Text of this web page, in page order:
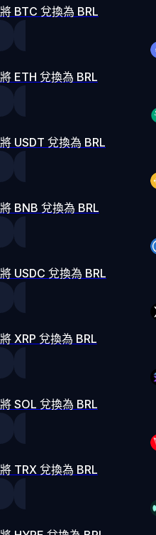
將 BTC 兌換為 BRL
將 ETH 兌換為 BRL
將 USDT 兌換為 BRL
將 BNB 兌換為 BRL
將 USDC 兌換為 BRL
將 XRP 兌換為 BRL
將 SOL 兌換為 BRL
將 TRX 兌換為 BRL